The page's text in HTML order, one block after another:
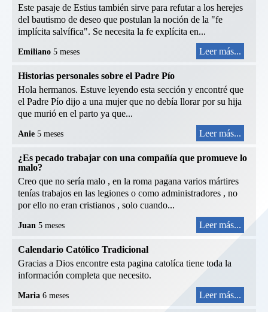
Este pasaje de Estius también sirve para refutar a los herejes
del bautismo de deseo que postulan la noción de la "fe
implícita salvífica". Se necesita la fe explícita en...
Emiliano 5 meses Leer más...
Historias personales sobre el Padre Pío
Hola hermanos. Estuve leyendo esta sección y encontré que
el Padre Pío dijo a una mujer que no debía llorar por su hija
que murió en el parto ya que...
Anie 5 meses Leer más...
¿Es pecado trabajar con una compañía que promueve lo
malo?
Creo que no sería malo , en la roma pagana varios mártires
tenías trabajos en las legiones o como administradores , no
por ello no eran cristianos , solo cuando...
Juan 5 meses Leer más...
Calendario Católico Tradicional
Gracias a Dios encontre esta pagina catolíca tiene toda la
información completa que necesito.
Maria 6 meses Leer más...